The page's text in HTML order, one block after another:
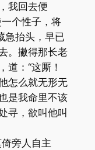
我回去便
个性子，将
急抬头，早已
。撇得那长老
道：“这厮！
怎么就无形无
是我命里不该
寻，欲叫他叫
旁人自主